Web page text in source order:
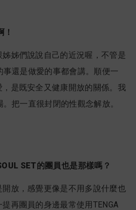
！
姊們說說自己的近況喔，不管是
事還是做愛的事都會講。順便一
是既安全又健康開放的關係。我
把一直很封閉的性觀念解放。
SET的團員也是那樣嗎？
放，感覺更像是不用多說什麼也
再團員的身邊最常使用TENGA